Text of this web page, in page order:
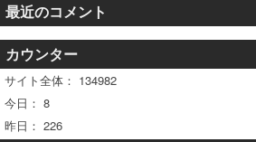
最近のコメント
カウンター
サイト全体： 134982
今日： 8
昨日： 226